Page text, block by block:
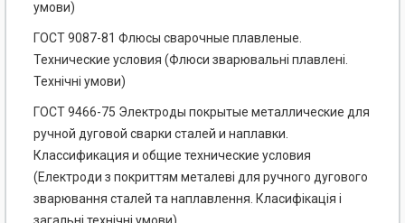
умови)
ГОСТ 9087-81 Флюсы сварочные плавленые.
Технические условия (Флюси зварювальні плавлені.
Технічні умови)
ГОСТ 9466-75 Электроды покрытые металлические для
ручной дуговой сварки сталей и наплавки.
Классификация и общие технические условия
(Електроди з покриттям металеві для ручного дугового
зварювання сталей та наплавлення. Класифікація і